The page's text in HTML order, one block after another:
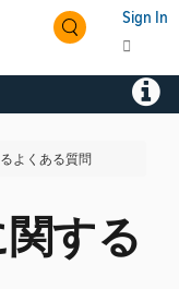
Sign In
よくある質問
関する